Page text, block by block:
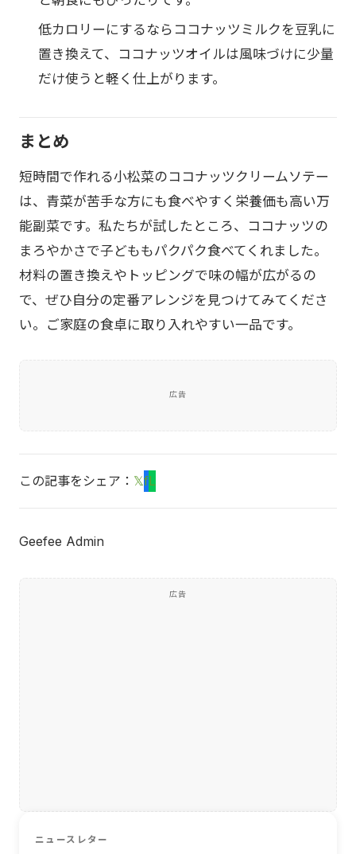
低カロリーにするならココナッツミルクを豆乳に
置き換えて、ココナッツオイルは風味づけに少量
だけ使うと軽く仕上がります。
まとめ
短時間で作れる小松菜のココナッツクリームソテー
は、青菜が苦手な方にも食べやすく栄養価も高い万
能副菜です。私たちが試したところ、ココナッツの
まろやかさで子どももパクパク食べてくれました。
材料の置き換えやトッピングで味の幅が広がるの
で、ぜひ自分の定番アレンジを見つけてみてくださ
い。ご家庭の食卓に取り入れやすい一品です。
広告
この記事をシェア： 𝕏fL
Geefee Admin
広告
ニュースレター